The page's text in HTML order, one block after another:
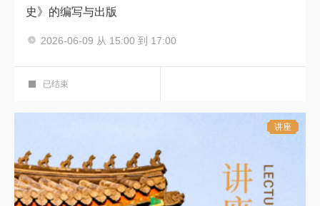
史》的编写与出版
主讲人：崔燕
2026-06-09 从 15:00 到 17:00
科学报告厅
列活动
第十二期
已结束
讲座